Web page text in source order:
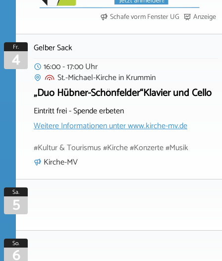
Schafe vorm Fenster UG Anzeige
Fr.
4
Gelber Sack
16:00 - 17:00 Uhr
St.-Michael-KircheinKrummin
„Duo Hübner-Schönfelder“Klavier und Cello
Eintritt frei - Spende erbeten
Weitere Informationen unterwww.kirche-mv.de
#Kultur & Tourismus #Kirche #Konzerte #Musik
Kirche-MV
Sa.
5
So.
6